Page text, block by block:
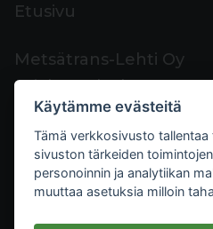
Etusivu
Metsätrans-Lehti Oy
Asiakaspalvelu
Yhteystiedot
Palaute
Mediakortti
Käytämme evästeitä
Tämä verkkosivusto
sivuston tärkeiden
personoinnin ja analytiikan
muuttaa asetuksia milloin